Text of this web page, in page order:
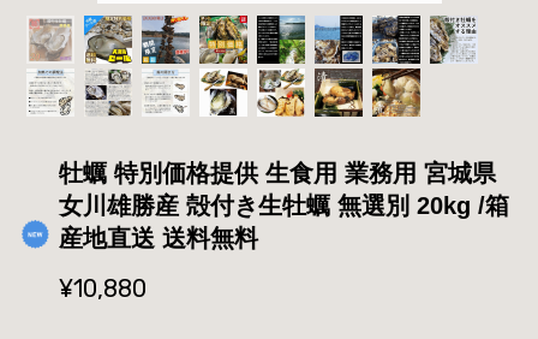
牡蠣 特別価格提供 生食用 業務用 宮城県
女川雄勝産 殻付き生牡蠣 無選別 20kg /箱
産地直送 送料無料
¥10,880